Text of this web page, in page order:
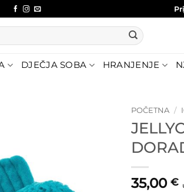
DJEČJA SOBA HRANJENJE
POČETNA /
35,00 €